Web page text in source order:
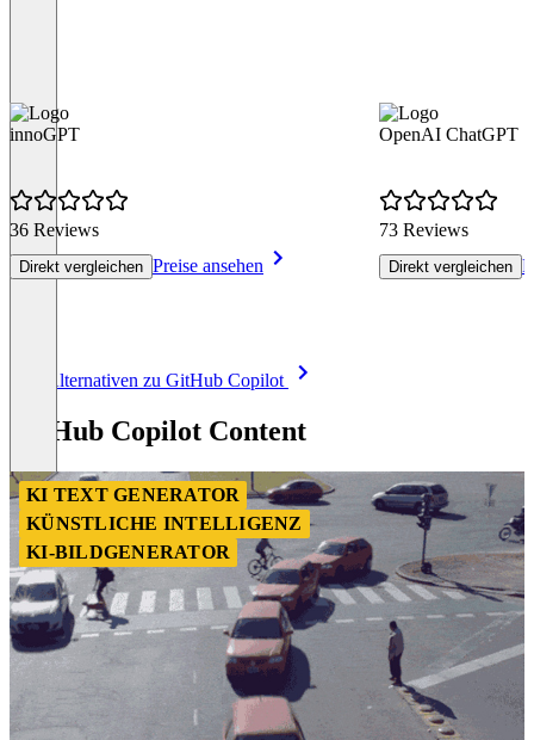
innoGPT
36 Reviews
Direkt vergleichen Preise ansehen
OpenAI ChatGPT
73 Reviews
Direkt vergleichen
Alle Alternativen zu GitHub Copilot
GitHub Copilot Content
KI TEXT GENERATOR
KÜNSTLICHE INTELLIGENZ
KI-BILDGENERATOR